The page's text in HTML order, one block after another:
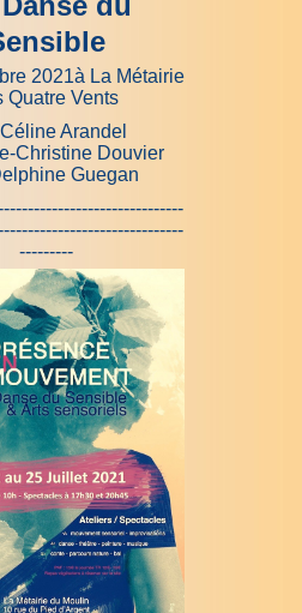
2021à La Métairie
Quatre Vents
Arandel
Christine Douvier
Guegan
---------